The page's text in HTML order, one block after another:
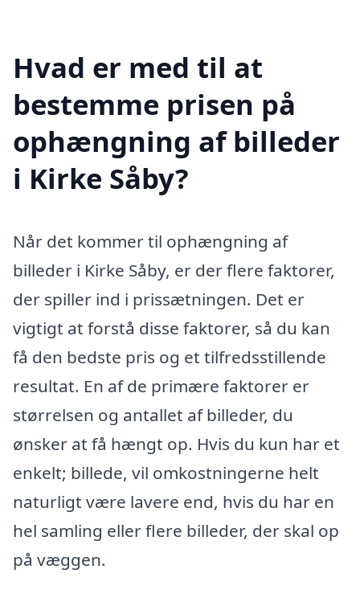
Hvad er med til at
bestemme prisen på
ophængning af billeder
i Kirke Såby?
Når det kommer til ophængning af
billeder i Kirke Såby, er der flere faktorer,
der spiller ind i prissætningen. Det er
vigtigt at forstå disse faktorer, så du kan
få den bedste pris og et tilfredsstillende
resultat. En af de primære faktorer er
størrelsen og antallet af billeder, du
ønsker at få hængt op. Hvis du kun har et
enkelt; billede, vil omkostningerne helt
naturligt være lavere end, hvis du har en
hel samling eller flere billeder, der skal op
på væggen.